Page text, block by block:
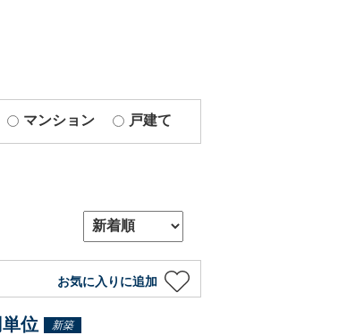
マンション 戸建て
お気に入りに追加
位 新築